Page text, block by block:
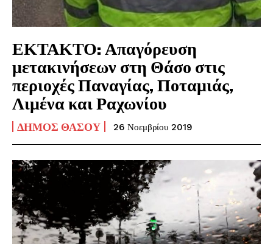
ΕΚΤΑΚΤΟ: Απαγόρευση
μετακινήσεων στη Θάσο στις
περιοχές Παναγίας, Ποταμιάς,
Λιμένα και Ραχωνίου
ΔΉΜΟΣ ΘΆΣΟΥ 26 Νοεμβρίου 2019